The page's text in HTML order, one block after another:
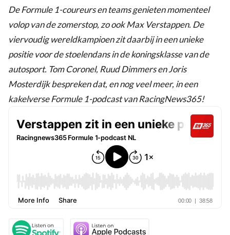
De Formule 1-coureurs en teams genieten momenteel
volop van de zomerstop, zo ook Max Verstappen. De
viervoudig wereldkampioen zit daarbij in een unieke
positie voor de stoelendans in de koningsklasse van de
autosport. Tom Coronel, Ruud Dimmers en Joris
Mosterdijk bespreken dat, en nog veel meer, in een
kakelverse Formule 1-podcast van RacingNews365!